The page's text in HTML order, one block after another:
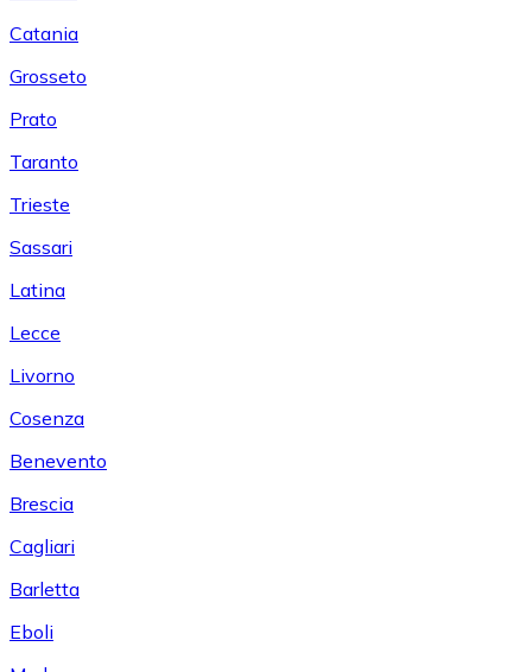
Catania
Grosseto
Prato
Taranto
Trieste
Sassari
Latina
Lecce
Livorno
Cosenza
Benevento
Brescia
Cagliari
Barletta
Eboli